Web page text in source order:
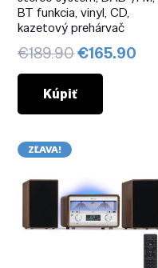
BT funkcia, vinyl, CD,
kazetový prehárvač
€189.90Pôvodná
cena
bola:
€189.90.
€165.90
Kúpiť
ZĽAVA!